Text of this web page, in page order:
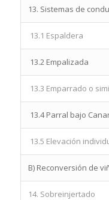
13. Sistemas de
13.1 Espaldera
13.2 Empalizada
13.3 Emparrado o
13.4 Parral bajo
13.5 Elevación
B) Reconversión de
14. Sobreinjertado